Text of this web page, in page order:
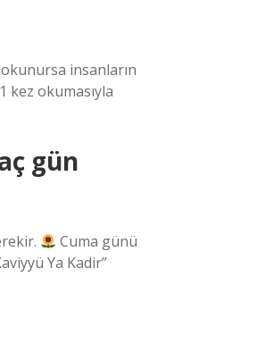
insanların
kez okumasıyla
gün
Cuma günü
Ya Kadir”